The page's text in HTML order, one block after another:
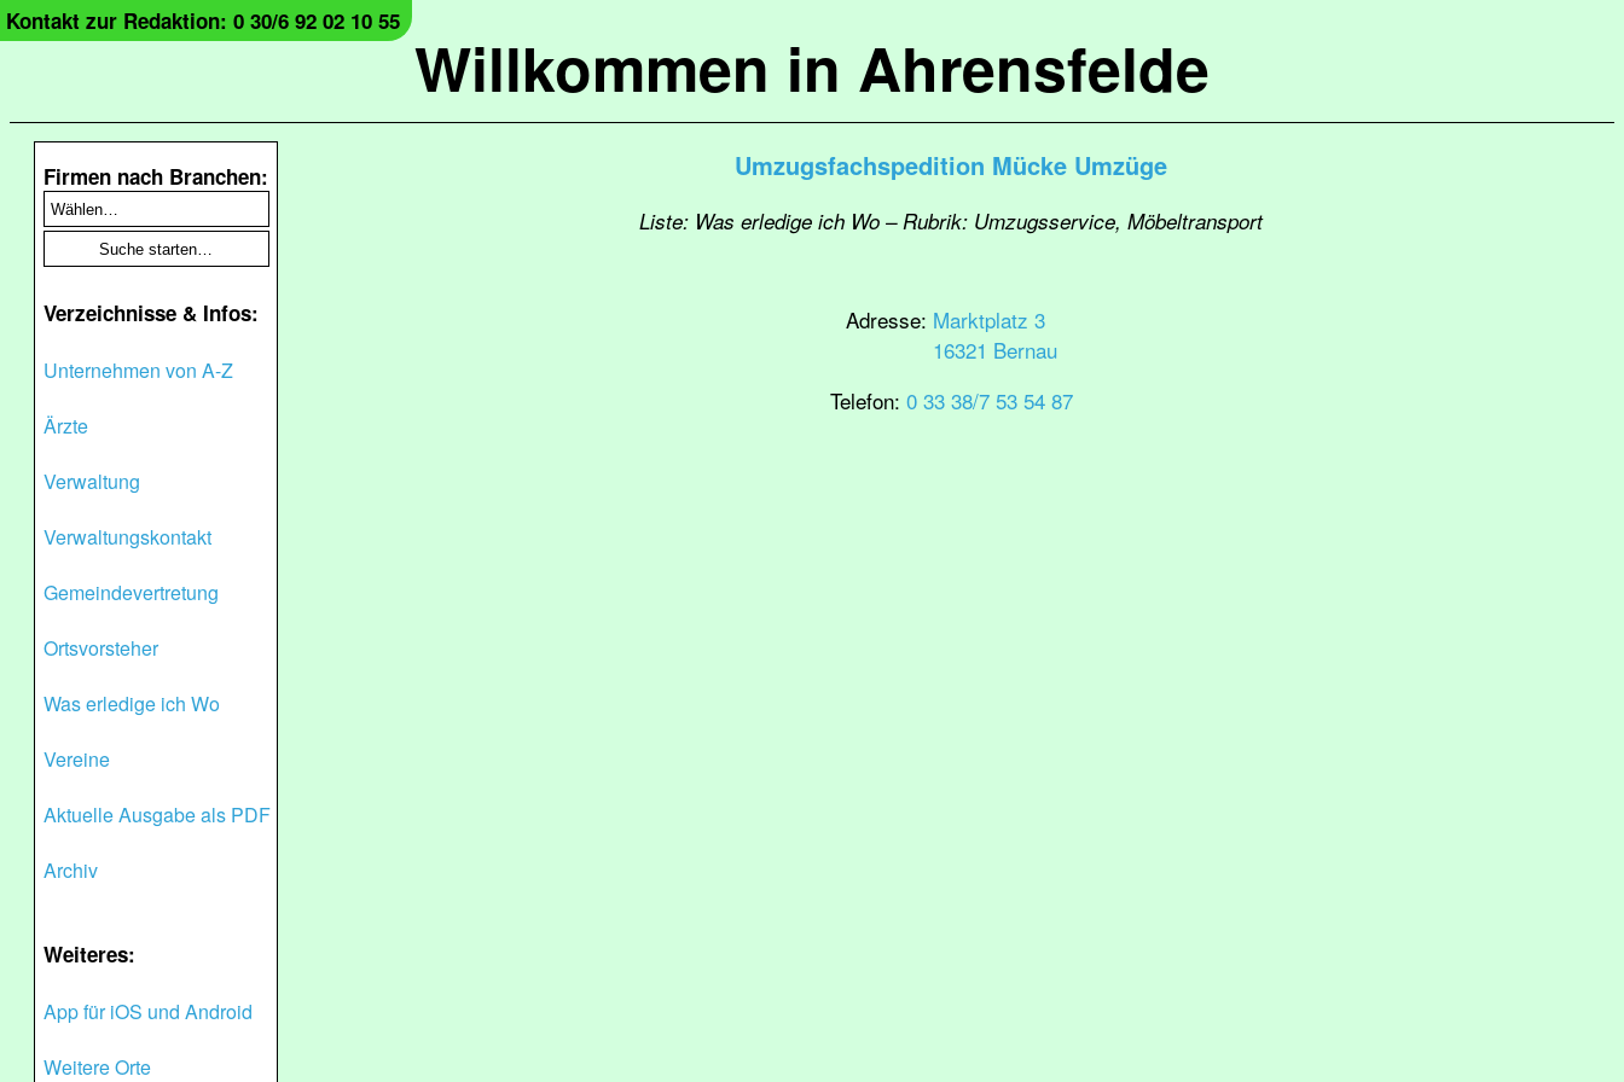
Willkommen in Ahrensfelde
Kontakt zur Redaktion: 0 30/6 92 02 10 55
Firmen nach Branchen:
Verzeichnisse & Infos:
Unternehmen von A-Z
Ärzte
Verwaltung
Verwaltungskontakt
Gemeindevertretung
Ortsvorsteher
Was erledige ich Wo
Vereine
Aktuelle Ausgabe als PDF
Archiv
Weiteres:
App für iOS und Android
Weitere Orte
Umzugsfachspedition Mücke Umzüge
Liste: Was erledige ich Wo – Rubrik: Umzugsservice, Möbeltransport
Adresse: Marktplatz 3
16321 Bernau
Telefon: 0 33 38/7 53 54 87